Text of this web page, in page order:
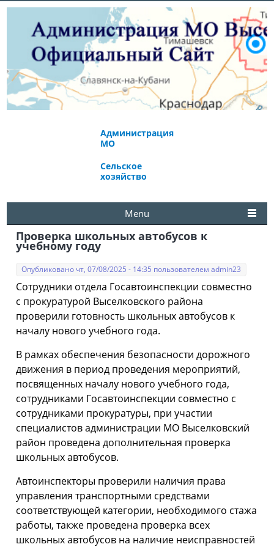
Администрация
МО
Сельское
хозяйство
Menu
Проверка школьных автобусов к
учебному году
Опубликовано чт, 07/08/2025 - 14:35 пользователемadmin23
Сотрудники отдела Госавтоинспекции совместно
с прокуратурой Выселковского района
проверили готовность школьных автобусов к
началу нового учебного года.
В рамках обеспечения безопасности дорожного
движения в период проведения мероприятий,
посвященных началу нового учебного года,
сотрудниками Госавтоинспекции совместно с
сотрудниками прокуратуры, при участии
специалистов администрации МО Выселковский
район проведена дополнительная проверка
школьных автобусов.
Автоинспекторы проверили наличия права
управления транспортными средствами
соответствующей категории, необходимого стажа
работы, также проведена проверка всех
школьных автобусов на наличие неисправностей